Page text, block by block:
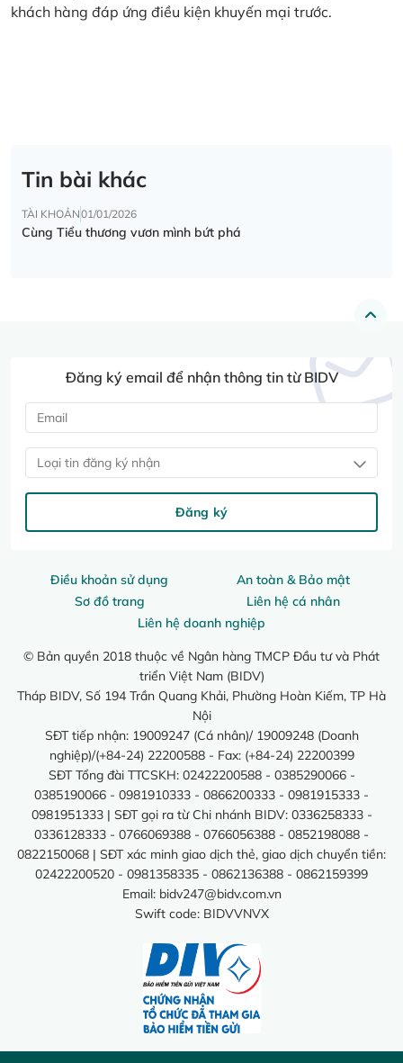
khách hàng đáp ứng điều kiện khuyến mại trước.
Tin bài khác
TÀI KHOẢN01/01/2026
Cùng Tiểu thương vươn mình bứt phá
Điều khoản sử dụng
An toàn & Bảo mật
Sơ đồ trang
Liên hệ cá nhân
Liên hệ doanh nghiệp
© Bản quyền 2018 thuộc về Ngân hàng TMCP Đầu tư và Phát
triển Việt Nam (BIDV)
Tháp BIDV, Số 194 Trần Quang Khải, Phường Hoàn Kiếm, TP Hà
Nội
SĐT tiếp nhận: 19009247 (Cá nhân)/ 19009248 (Doanh
nghiệp)/(+84-24) 22200588 - Fax: (+84-24) 22200399
SĐT Tổng đài TTCSKH: 02422200588 - 0385290066 -
0385190066 - 0981910333 - 0866200333 - 0981915333 -
0981951333 | SĐT gọi ra từ Chi nhánh BIDV: 0336258333 -
0336128333 - 0766069388 - 0766056388 - 0852198088 -
0822150068 | SĐT xác minh giao dịch thẻ, giao dịch chuyển tiền:
02422200520 - 0981358335 - 0862136388 - 0862159399
Email: bidv247@bidv.com.vn
Swift code: BIDVVNVX
Đăng ký email để nhận thông tin từ BIDV
Loại tin đăng ký nhận
Đăng ký